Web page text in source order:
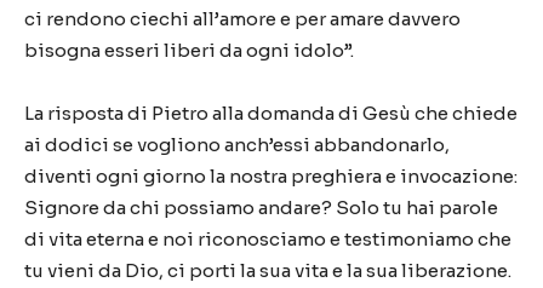
ci rendono ciechi all’amore e per amare davvero
bisogna esseri liberi da ogni idolo”.
La risposta di Pietro alla domanda di Gesù che chiede
ai dodici se vogliono anch’essi abbandonarlo,
diventi ogni giorno la nostra preghiera e invocazione:
Signore da chi possiamo andare? Solo tu hai parole
di vita eterna e noi riconosciamo e testimoniamo che
tu vieni da Dio, ci porti la sua vita e la sua liberazione.